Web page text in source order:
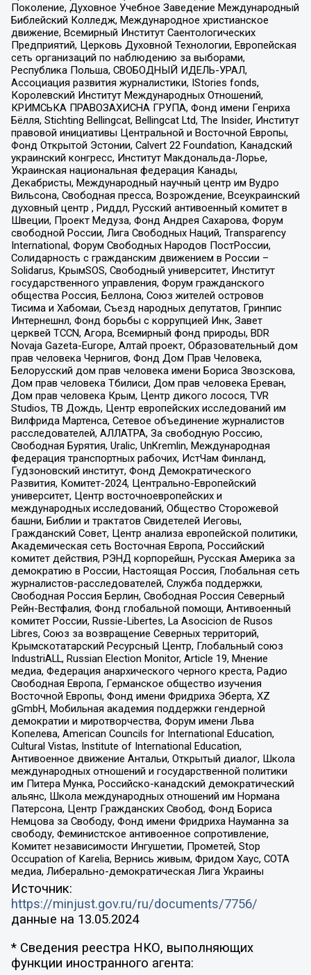
Поколение, Духовное Учебное Заведение Международный
Библейский Колледж, Международное христианское
движение, Всемирный Институт Саентологических
Предприятий, Церковь Духовной Технологии, Европейская
сеть организаций по наблюдению за выборами,
Республика Польша, СВОБОДНЫЙ ИДЕЛЬ-УРАЛ,
Ассоциация развития журналистики, IStories fonds,
Королевский Институт Международных Отношений,
КРИМСЬКА ПРАВОЗАХИСНА ГРУПА, Фонд имени Генриха
Бёлля, Stichting Bellingcat, Bellingcat Ltd, The Insider, Институт
правовой инициативы Центральной и Восточной Европы,
Фонд Открытой Эстонии, Calvert 22 Foundation, Канадский
украинский конгресс, Институт Макдональда-Лорье,
Украинская национальная федерация Канады,
Декабристы, Международный научный центр им Вудро
Вильсона, Свободная пресса, Возрождение, Всеукраинский
духовный центр , Риддл, Русский антивоенный комитет в
Швеции, Проект Медуза, Фонд Андрея Сахарова, Форум
свободной России, Лига Свободных Наций, Transparеncy
International, Форум Свободных Народов ПостРоссии,
Солидарность с гражданским движением в России –
Solidarus, КрымSOS, Свободный университет, Институт
государственного управления, Форум гражданского
общества Россия, Беллона, Союз жителей островов
Тисима и Хабомаи, Съезд народных депутатов, Гринпис
Интернешнл, Фонд борьбы с коррупцией Инк, Завет
церквей TCCN, Агора, Всемирный фонд природы, BDR
Novaja Gazeta-Europe, Алтай проект, Образовательный дом
прав человека Чернигов, Фонд Дом Прав Человека,
Белорусский дом прав человека имени Бориса Звозскова,
Дом прав человека Тбилиси, Дом прав человека Ереван,
Дом прав человека Крым, Центр дикого лосося, TVR
Studios, ТВ Дождь, Центр европейских исследований им
Вилфрида Мартенса, Сетевое объединение журналистов
расследователей, АЛЛАТРА, За свободную Россию,
Свободная Бурятия, Uralic, UnKremlin, Международная
федерация транспортных рабочих, ИстЧам Финланд,
Гудзоновский институт, Фонд Демократического
Развития, Комитет-2024, Центрально-Европейский
университет, Центр восточноевропейских и
международных исследований, Общество Сторожевой
башни, Библии и трактатов Свидетелей Иеговы,
Гражданский Совет, Центр анализа европейской политики,
Академическая сеть Восточная Европа, Российский
комитет действия, РЭНД корпорейшн, Русская Америка за
демократию в России, Настоящая Россия, Глобальная сеть
журналистов-расследователей, Служба поддержки,
Свободная Россия Берлин, Свободная Россия Северный
Рейн-Вестфалия, Фонд глобальной помощи, Антивоенный
комитет России, Russie-Libertes, La Asocicion de Rusos
Libres, Союз за возвращение Северных территорий,
Крымскотатарский Ресурсный Центр, Глобальный союз
IndustriALL, Russian Election Monitor, Article 19, Мнение
медиа, Федерация анархического черного креста, Радио
Свободная Европа, Германское общество изучения
Восточной Европы, Фонд имени Фридриха Эберта, XZ
gGmbH, Мобильная академия поддержки гендерной
демократии и миротворчества, Форум имени Льва
Копелева, American Councils for International Education,
Cultural Vistas, Institute of International Education,
Антивоенное движение Антальи, Открытый диалог, Школа
международных отношений и государственной политики
им Питера Мунка, Российско-канадский демократический
альянс, Школа международных отношений им Нормана
Патерсона, Центр Гражданских Свобод, Фонд Бориса
Немцова за Свободу, Фонд имени Фридриха Науманна за
свободу, Феминистское антивоенное сопротивление,
Комитет независимости Ингушетии, Прометей, Stop
Occupation of Karelia, Вернись живым, Фридом Хаус, СОТА
медиа, Либерально-демократическая Лига Украины
Источник:
https://minjust.gov.ru/ru/documents/7756/
данные на 13.05.2024
* Сведения реестра НКО, выполняющих
функции иностранного агента: